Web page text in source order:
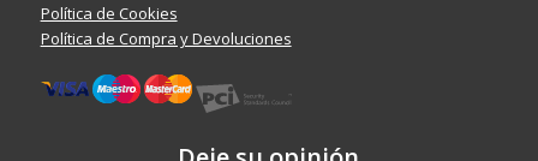
Política de Cookies
Política de Compra y Devoluciones